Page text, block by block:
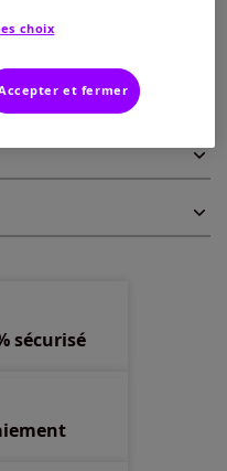
sécurisé
choix
et fermer